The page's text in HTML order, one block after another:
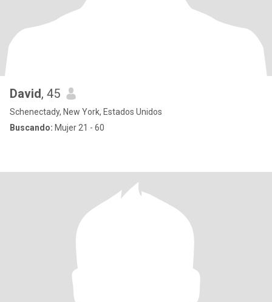
David, 45
Schenectady, New York, Estados Unidos
Buscando: Mujer 21 - 60